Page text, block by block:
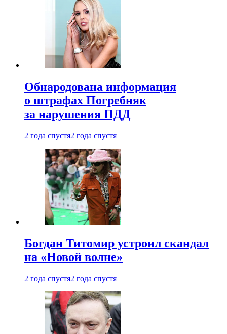
Обнародована информация
о штрафах Погребняк
за нарушения ПДД
2 года спустя2 года спустя
Богдан Титомир устроил скандал
на «Новой волне»
2 года спустя2 года спустя